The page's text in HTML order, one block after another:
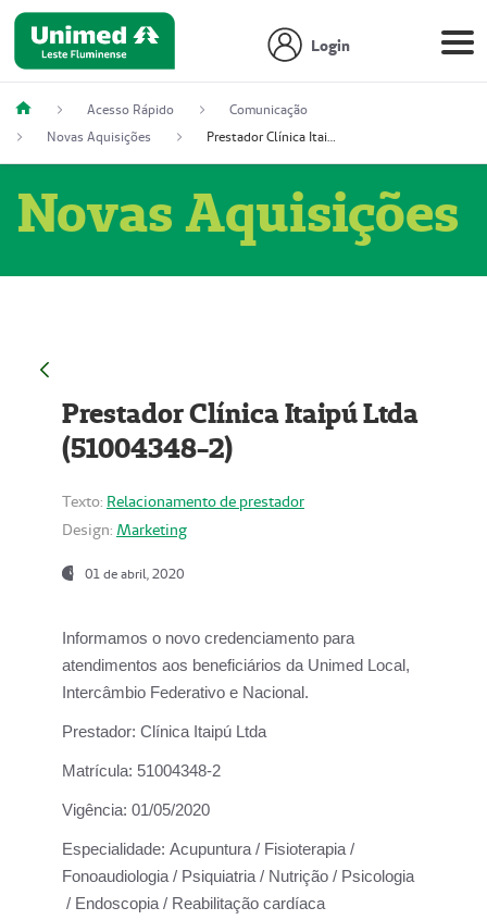
Login
Acesso Rápido
Comunicação
Novas Aquisições
Prestador Clínica Itaipú Ltda (51004348-2)
Novas Aquisições
Prestador Clínica Itaipú Ltda
(51004348-2)
Texto: Relacionamento de prestador
Design: Marketing
01 de abril, 2020
Informamos o novo credenciamento para
atendimentos aos beneficiários da Unimed Local,
Intercâmbio Federativo e Nacional.
Prestador: Clínica Itaipú Ltda
Matrícula: 51004348-2
Vigência: 01/05/2020
Especialidade: Acupuntura / Fisioterapia /
Fonoaudiologia / Psiquiatria / Nutrição / Psicologia
/ Endoscopia / Reabilitação cardíaca